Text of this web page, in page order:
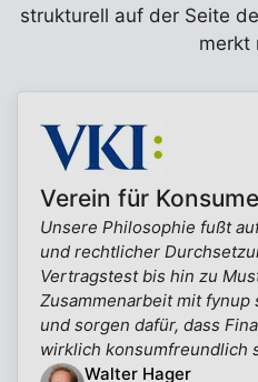
strukturell auf der Seite
merkt
Verein für
Unsere Philosophie fußt
und rechtlicher
Vertragstest bis hin zu
Zusammenarbeit mit
und sorgen dafür, dass
wirklich konsumfreundlich
Walter Hager